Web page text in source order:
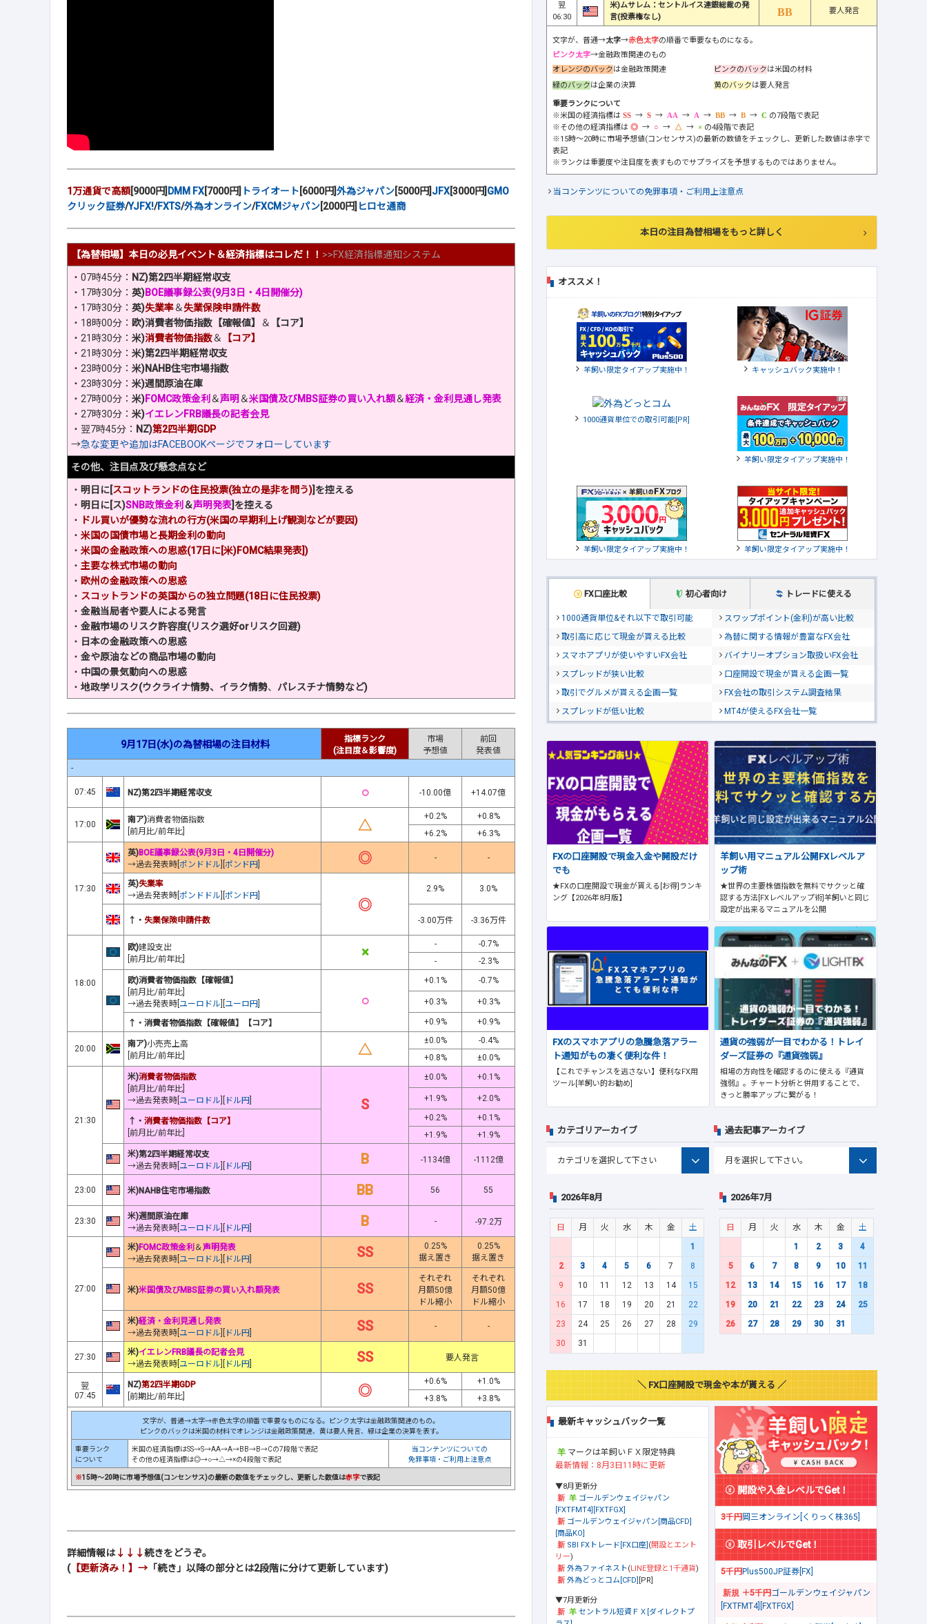
1万通貨で高額[9000円] DMM FX[7000円] トライオート [6000円]外為ジャパン[5000円] JFX[3000円] GMO
クリック証券/YJFX!/FXTS/外為オンライン/FXCMジャパン[2000円] ヒロセ通商
【為替相場】本日の必見イベント＆経済指標はコレだ！！ >>FX経済指標通知システム
・07時45分： NZ)第2四半期経常収支
・17時30分： 英)BOE議事録公表(9月3日・4日開催分)
・17時30分： 英)失業率＆失業保険申請件数
・18時00分： 欧)消費者物価指数【確報値】 ＆
【コア】
・21時30分： 米)消費者物価指数＆
【コア】
・21時30分： 米)第2四半期経常収支
・23時00分： 米)NAHB住宅市場指数
・23時30分： 米)週間原油在庫
・27時00分： 米)FOMC政策金利 ＆声明 ＆米国債及びMBS証券の買い入れ額＆経済・金利見通し発表
・27時30分： 米)イエレンFRB議長の記者会見
・翌7時45分： NZ)第2四半期GDP
→急な変更や追加はFACEBOOKページでフォローしています
その他、注目点及び懸念点など
・ 明日に[スコットランドの住民投票(独立の是非を問う)]を控える
・ 明日に[ス)SNB政策金利 ＆声明発表]を控える
・
ドル買いが優勢な流れの行方(米国の早期利上げ観測などが要因)
・ 米国の国債市場と長期金利の動向
・ 米国の金融政策への思惑(17日に[米)FOMC結果発表])
・ 主要な株式市場の動向
・ 欧州の金融政策への思惑
・ スコットランドの英国からの独立問題(18日に住民投票)
・ 金融当局者や要人による発言
・ 金融市場のリスク許容度(リスク選好orリスク回避)
・ 日本の金融政策への思惑
・ 金や原油などの商品市場の動向
・ 中国の景気動向への思惑
・ 地政学リスク(ウクライナ情勢、イラク情勢、 パレスチナ情勢など)
9月17日(水)の為替相場の注目材料
指標ランク
(注目度＆影響度)
市場
予想値
前回
発表値
-
07:45 NZ)第2四半期経常収支 ○ -10.00億 +14.07億
17:00 南ア)消費者物価指数
[前月比/前年比]
△
+0.2%
+0.8%
+6.2%
+6.3%
17:30
英)BOE議事録公表(9月3日・4日開催分)
→過去発表時[ ポンドドル ポンド円 ◎ - -
英)失業率
→過去発表時[ ポンドドル ポンド円
◎
2.9% 3.0%
↑・ 失業保険申請件数 -3.00万件 -3.36万件
18:00
欧)建設支出
[前月比/前年比]
× -
-0.7%
-
-2.3%
欧)消費者物価指数【確報値】
[前月比/前年比]
→過去発表時[ ユーロドル ユーロ円 ○
+0.1% -0.7%
+0.3% +0.3%
↑・消費者物価指数【確報値】【コア】 +0.9% +0.9%
20:00 南ア)小売売上高
[前月比/前年比]
△
±0.0%
-0.4%
+0.8%
±0.0%
21:30
米)消費者物価指数
[前月比/前年比]
→過去発表時[ ユーロドル ドル円 S
±0.0% +0.1%
+1.9% +2.0%
↑・ 消費者物価指数【コア】
[前月比/前年比]
+0.2%
+0.1%
+1.9%
+1.9%
米)第2四半期経常収支
→過去発表時[ ユーロドル ドル円 B -1134億 -1112億
23:00 米)NAHB住宅市場指数 BB 56 55
23:30
米)週間原油在庫
→過去発表時[ ユーロドル ドル円 B - -97.2万
27:00
米)FOMC政策金利 ＆声明発表
→過去発表時[ ユーロドル ドル円 SS
0.25%
据え置き
0.25%
据え置き
米)米国債及びMBS証券の買い入れ額発表 SS
それぞれ
月額50億
ドル縮小
それぞれ
月額50億
ドル縮小
米)経済・金利見通し発表
→過去発表時[ ユーロドル ドル円 SS - -
27:30 米)イエレンFRB議長の記者会見
→過去発表時[ ユーロドル ドル円 SS 要人発言
翌
07:45
NZ)第2四半期GDP
[前期比/前年比]
◎
+0.6%
+1.0%
+3.8%
+3.8%
文字が、普通→太字→赤色太字の順番で重要なものになる。ピンク太字は金融政策関連のもの。
ピンクのバックは米国の材料でオレンジは金融政策関連、黄は要人発言、緑は企業の決算を表す。
重要ランク
について
米国の経済指標はSS→S→AA→A→BB→B→Cの7段階で表記
その他の経済指標は◎→○→△→×の4段階で表記
当コンテンツについての
免罪事項・ご利用上注意点
※15時～20時に市場予想値(コンセンサス)の最新の数値をチェックし、更新した数値は赤字で表記
詳細情報は↓↓↓続きをどうぞ。
( 【更新済み！】→ 「続き」以降の部分とは2段階に分けて更新しています)
翌
06:30
米)ムサレム：セントルイス連銀総裁の発
言(投票権なし)
要人発言
文字が、普通→太字→赤色太字の順番で重要なものになる。
ピンク太字→金融政策関連のもの
オレンジのバックは金融政策関連 ピンクのバックは米国の材料
緑のバックは企業の決算 黄のバックは要人発言
重要ランクについて
※米国の経済指標は
→ → → → → →
の7段階で表記
※その他の経済指標は
→ → →
の4段階で表記
※15時～20時に市場予想値(コンセンサス)の最新の数値をチェックし、更新した数値は赤字で
表記
※ランクは重要度や注目度を表すものでサプライズを予想するものではありません。
当コンテンツについての免罪事項・ご利用上注意点
本日の注目為替相場をもっと詳しく
オススメ！
羊飼い限定タイアップ実施中！ キャッシュバック実施中！
1000通貨単位での取引可能[PR]
羊飼い限定タイアップ実施中！
羊飼い限定タイアップ実施中！ 羊飼い限定タイアップ実施中！
FX口座比較 初心者向け トレードに使える
1000通貨単位&それ以下で取引可能
スワップポイント(金利)が高い比較
取引高に応じて現金が貰える比較
為替に関する情報が豊富なFX会社
スマホアプリが使いやすいFX会社
バイナリーオプション取扱いFX会社
スプレッドが狭い比較
口座開設で現金が貰える企画一覧
取引でグルメが貰える企画一覧
FX会社の取引システム調査結果
スプレッドが低い比較
MT4が使えるFX会社一覧
FXの口座開設で現金入金や開設だけ
でも
★FXの口座開設で現金が貰える[お得]ランキ
ング【2026年8月版】
羊飼い用マニュアル公開FXレベルア
ップ術
★世界の主要株価指数を無料でサクッと確
認する方法[FXレベルアップ術]羊飼いと同じ
設定が出来るマニュアルを公開
FXのスマホアプリの急騰急落アラー
ト通知がもの凄く便利な件！
【これでチャンスを逃さない】便利なFX用
ツール[羊飼い的お勧め]
通貨の強弱が一目でわかる！トレイ
ダーズ証券の『通貨強弱』
相場の方向性を確認するのに使える『通貨
強弱』。チャート分析と併用することで、
きっと勝率アップに繋がる！
カテゴリアーカイブ 過去記事アーカイブ
2026年8月
日 月 火 水 木 金
土
1
2
3 4 5 6 7
8
9
10 11 12 13 14
15
16
17 18 19 20 21
22
23
24 25 26 27 28
29
30
31
2026年7月
日 月 火 水 木 金
土
1
2 3
4
5
6 7 8 9 10
11
12
13 14 15 16 17
18
19
20 21 22 23 24
25
26
27 28 29 30 31
＼ FX口座開設で現金や本が貰える ／
最新キャッシュバック一覧
マークは羊飼いＦＸ限定特典
最新情報：8月3日11時に更新
▼8月更新分
ゴールデンウェイジャパン
[FXTFMT4][FXTFGX]
ゴールデンウェイジャパン[商品CFD]
[商品KO]
SBI FXトレード[FX口座] (開設とエント
リー)
外為ファイネスト(LINE登録と1千通貨)
外為どっとコム[CFD] [PR]
▼7月更新分
セントラル短資ＦＸ[ダイレクトプ
開設や入金レベルでGet！
3千円岡三オンライン[くりっく株365]
取引レベルでGet！
5千円Plus500JP証券[FX]
＋5千円ゴールデンウェイジャパン
[FXTFMT4][FXTFGX]